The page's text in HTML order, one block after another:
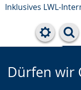
Inklusives LWL-
Dürfen wir